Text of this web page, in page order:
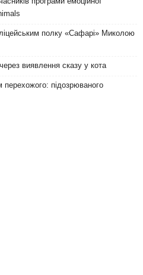
полку «Сафарі» Миколою
виявлення сказу у кота
підозрюваного